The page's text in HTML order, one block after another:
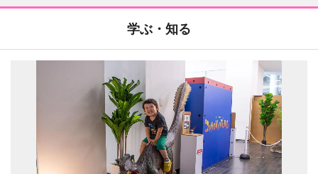
学ぶ・知る